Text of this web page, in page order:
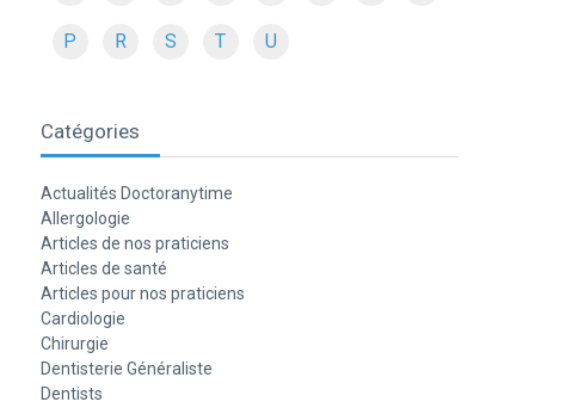
P R S T U
Catégories
Actualités Doctoranytime
Allergologie
Articles de nos praticiens
Articles de santé
Articles pour nos praticiens
Cardiologie
Chirurgie
Dentisterie Généraliste
Dentists